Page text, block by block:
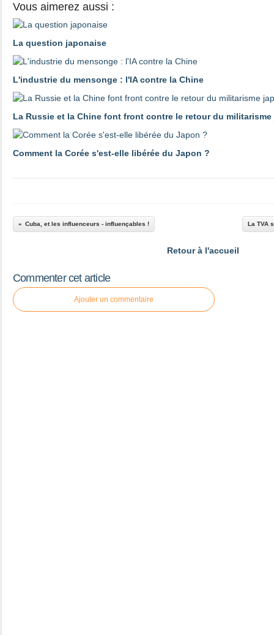
Vous aimerez aussi :
La question japonaise
L'industrie du mensonge : l'IA contre la Chine
La Russie et la Chine font front contre le retour du
Comment la Corée s'est-elle libérée du Japon ?
Cuba, et les influenceurs - influençables ! La TVA
Retour à l'accueil
Commenter cet article
Ajouter un commentaire